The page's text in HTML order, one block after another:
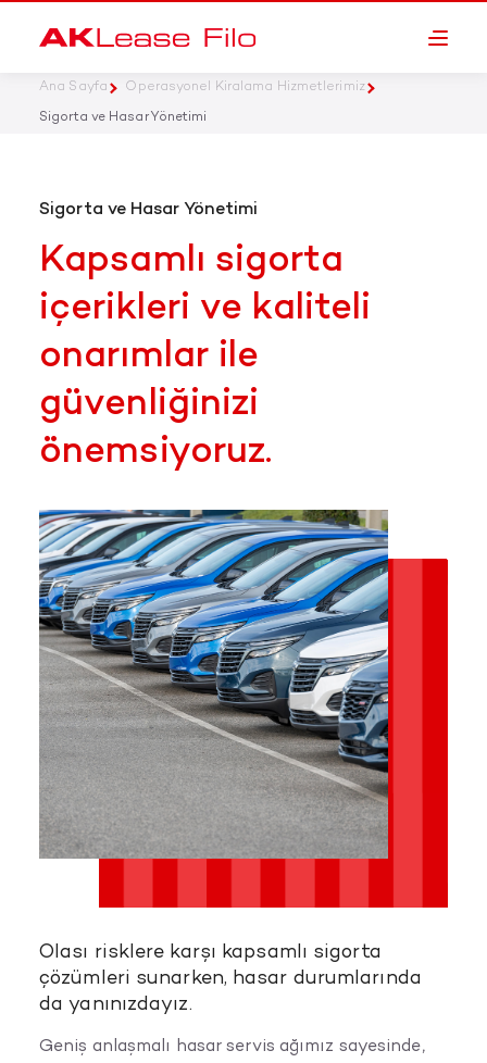
Ana Sayfa Operasyonel Kiralama Hizmetlerimiz
Sigorta ve Hasar Yönetimi
Sigorta ve Hasar Yönetimi
Kapsamlı sigorta
içerikleri ve kaliteli
onarımlar ile
güvenliğinizi
önemsiyoruz.
Olası risklere karşı kapsamlı sigorta
çözümleri sunarken, hasar durumlarında
da yanınızdayız.
Geniş anlaşmalı hasar servis ağımız sayesinde,